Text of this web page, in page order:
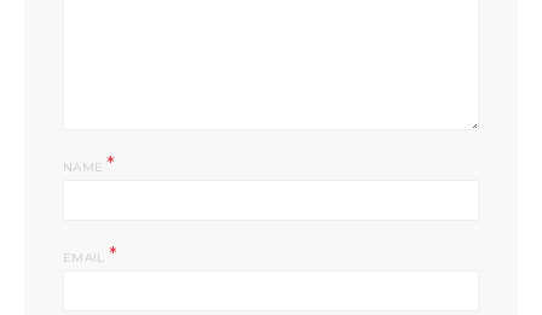
NAME*
EMAIL *